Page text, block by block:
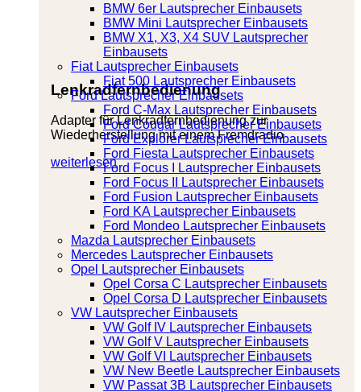
Lenkradfernbedienung
Adapter für Lenkradfernbedienung zur
Wiederherstellung mit einem Fremdradio
weiterlesen
BMW 6er Lautsprecher Einbausets
BMW Mini Lautsprecher Einbausets
BMW X1, X3, X4 SUV Lautsprecher
Einbausets
Fiat Lautsprecher Einbausets
Fiat 500 Lautsprecher Einbausets
Ford Lautsprecher Einbausets
Ford C-Max Lautsprecher Einbausets
Ford Cougar Lautsprecher Einbausets
Ford Explorer Lautsprecher Einbausets
Ford Fiesta Lautsprecher Einbausets
Ford Focus I Lautsprecher Einbausets
Ford Focus II Lautsprecher Einbausets
Ford Fusion Lautsprecher Einbausets
Ford KA Lautsprecher Einbausets
Ford Mondeo Lautsprecher Einbausets
Mazda Lautsprecher Einbausets
Mercedes Lautsprecher Einbausets
Opel Lautsprecher Einbausets
Opel Corsa C Lautsprecher Einbausets
Opel Corsa D Lautsprecher Einbausets
VW Lautsprecher Einbausets
VW Golf IV Lautsprecher Einbausets
VW Golf V Lautsprecher Einbausets
VW Golf VI Lautsprecher Einbausets
VW New Beetle Lautsprecher Einbausets
VW Passat 3B Lautsprecher Einbausets